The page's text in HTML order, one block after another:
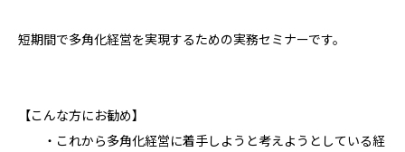
短期間で多角化経営を実現するための実務セミナーです。
【こんな方にお勧め】
・これから多角化経営に着手しようと考えようとしている経